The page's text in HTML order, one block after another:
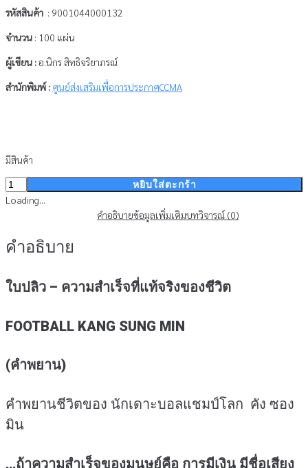
รหัสสินค้า : 9001044000132
จำนวน : 100 แผ่น
ผู้เขียน :อ.นิกร สิทธิจริยาภรณ์
สำนักพิมพ์ : ศูนย์ส่งเสริมเพื่อการประกาศCCMA
มีสินค้า
จำนวน
ใบปลิว
สำเร็จ
ของ
พยาน)
(สินค้า
ร่วม
ชิ้น
หยิบใส่ตะกร้า
Loading...
คำอธิบายข้อมูลเพิ่มเติมบทวิจารณ์ (0)
คำอธิบาย
ใบปลิว – ความสำเร็จที่แท้จริงของชีวิต
FOOTBALL KANG SUNG MIN
(คำพยาน)
คำพยานชีวิตของ นักเดาะบอลแชมป์โลก คัง ซอง
มิน
…ถ้าความสำเร็จของมนุษย์คือ การมีเงิน มีชื่อเสียง